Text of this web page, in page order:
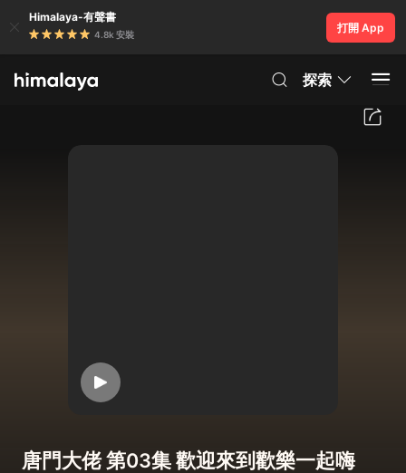
Himalaya-有聲書
4.8k 安裝
打開 App
探索
唐門大佬 第03集 歡迎來到歡樂一起嗨